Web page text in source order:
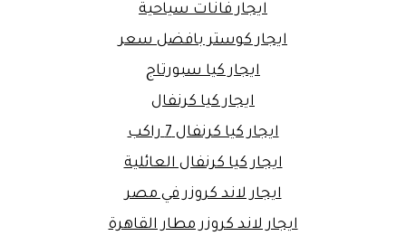
ايجار فانات سياحية
ايجار كوستر بافضل سعر
ايجار كيا سبورتاج
ايجار كيا كرنفال
ايجار كيا كرنفال 7 راكب
ايجار كيا كرنفال العائلية
ايجار لاند كروزر في مصر
ايجار لاند كروزر مطار القاهرة